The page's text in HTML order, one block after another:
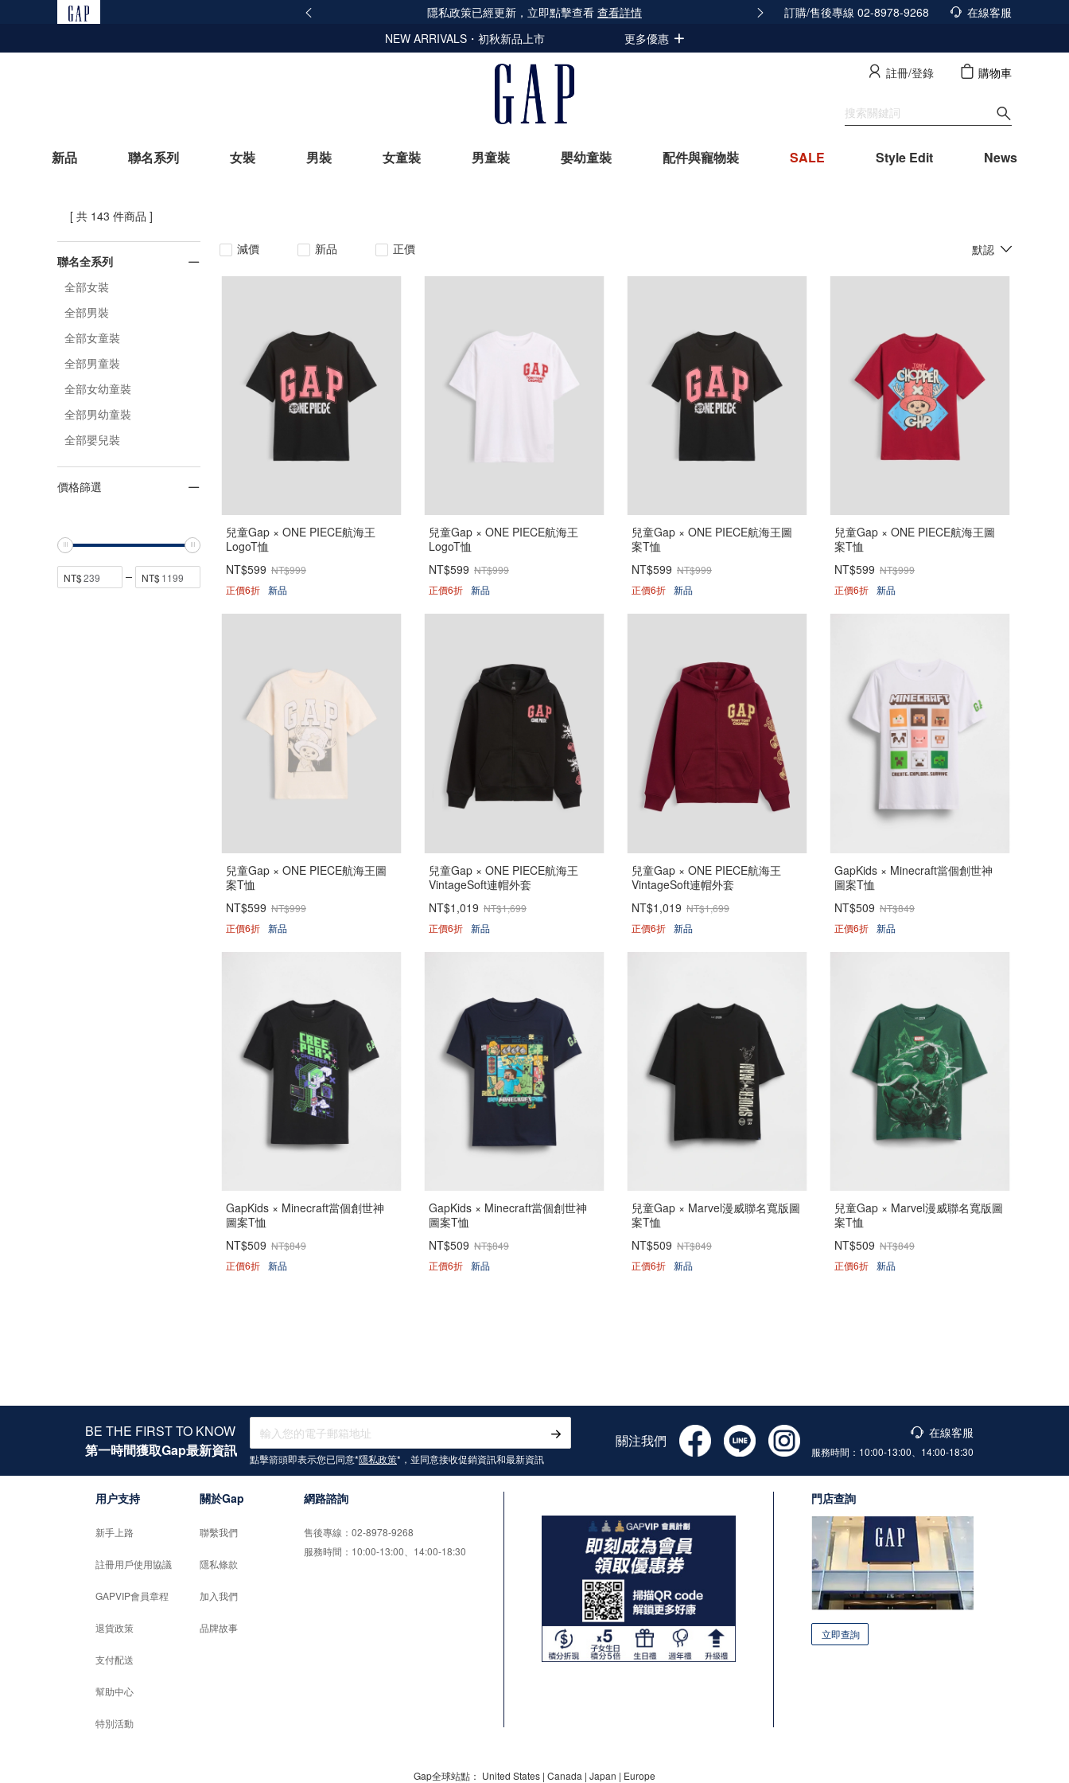
165反詐騙安全宣導 隱私政策已經更新，立即點擊查看 查看詳情 積分發放調整公告查看詳情
訂購/售後專線 02-8978-9268
在線客服
NEW ARRIVALS・初秋新品上市
更多優惠
註冊/登錄 購物車
新品 聯名系列 女裝 男裝 女童裝 男童裝 嬰幼童裝 配件與寵物裝 SALE Style Edit News
[ 共 143 件商品 ]
聯名全系列
全部女裝
全部男裝
全部女童裝
全部男童裝
全部女幼童裝
全部男幼童裝
全部嬰兒裝
價格篩選
減價 新品 正價 默認
兒童Gap × ONE PIECE航海王
LogoT恤
NT$599 NT$999
正價6折 新品
兒童Gap × ONE PIECE航海王
LogoT恤
NT$599 NT$999
正價6折 新品
兒童Gap × ONE PIECE航海王圖
案T恤
NT$599 NT$999
正價6折 新品
兒童Gap × ONE PIECE航海王圖
案T恤
NT$599 NT$999
正價6折 新品
兒童Gap × ONE PIECE航海王圖
案T恤
NT$599 NT$999
正價6折 新品
兒童Gap × ONE PIECE航海王
VintageSoft連帽外套
NT$1,019 NT$1,699
正價6折 新品
兒童Gap × ONE PIECE航海王
VintageSoft連帽外套
NT$1,019 NT$1,699
正價6折 新品
GapKids × Minecraft當個創世神
圖案T恤
NT$509 NT$849
正價6折 新品
GapKids × Minecraft當個創世神
圖案T恤
NT$509 NT$849
正價6折 新品
GapKids × Minecraft當個創世神
圖案T恤
NT$509 NT$849
正價6折 新品
兒童Gap × Marvel漫威聯名寬版圖
案T恤
NT$509 NT$849
正價6折 新品
兒童Gap × Marvel漫威聯名寬版圖
案T恤
NT$509 NT$849
正價6折 新品
BE THE FIRST TO KNOW
第一時間獲取Gap最新資訊
點擊箭頭即表示您已同意*隱私政策*，並同意接收促銷資訊和最新資訊
關注我們 在線客服
服務時間：10:00-13:00、14:00-18:30
用户支持
新手上路
註冊用戶使用協議
GAPVIP會員章程
退貨政策
支付配送
幫助中心
特別活動
關於Gap
聯繫我們
隱私條款
加入我們
品牌故事
網路諮詢
售後專線：02-8978-9268
服務時間：10:00-13:00、14:00-18:30
門店查詢
立即查詢
Gap全球站點： United States | Canada | Japan | Europe